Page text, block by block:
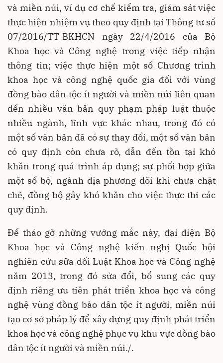
và miền núi, ví dụ cơ chế kiểm tra, giám sát việc
thực hiện nhiệm vụ theo quy định tại Thông tư số
07/2016/TT-BKHCN ngày 22/4/2016 của Bộ
Khoa học và Công nghệ trong việc tiếp nhận
thông tin; việc thực hiện một số Chương trình
khoa học và công nghệ quốc gia đối với vùng
đồng bào dân tộc ít người và miền núi liên quan
đến nhiều văn bản quy phạm pháp luật thuộc
nhiều ngành, lĩnh vực khác nhau, trong đó có
một số văn bản đã có sự thay đổi, một số văn bản
có quy định còn chưa rõ, dẫn đến tồn tại khó
khăn trong quá trình áp dụng; sự phối hợp giữa
một số bộ, ngành địa phương đôi khi chưa chặt
chẽ, đồng bộ gây khó khăn cho việc thực thi các
quy định.
Để tháo gỡ những vướng mắc này, đại diện Bộ
Khoa học và Công nghệ kiến nghị Quốc hội
nghiên cứu sửa đổi Luật Khoa học và Công nghệ
năm 2013, trong đó sửa đổi, bổ sung các quy
định riêng ưu tiên phát triển khoa học và công
nghệ vùng đồng bào dân tộc ít người, miền núi
tạo cơ sở pháp lý để xây dựng quy định phát triển
khoa học và công nghệ phục vụ khu vực đồng bào
dân tộc ít người và miền núi./.